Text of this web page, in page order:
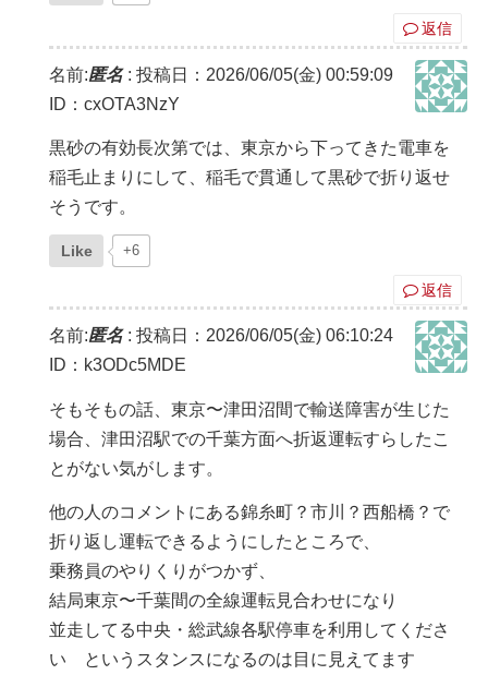
返信
名前:匿名: 投稿日：2026/06/05(金) 00:59:09
ID：cxOTA3NzY
黒砂の有効長次第では、東京から下ってきた電車を
稲毛止まりにして、稲毛で貫通して黒砂で折り返せ
そうです。
Like +6
返信
名前:匿名: 投稿日：2026/06/05(金) 06:10:24
ID：k3ODc5MDE
そもそもの話、東京〜津田沼間で輸送障害が生じた
場合、津田沼駅での千葉方面へ折返運転すらしたこ
とがない気がします。
他の人のコメントにある錦糸町？市川？西船橋？で
折り返し運転できるようにしたところで、
乗務員のやりくりがつかず、
結局東京〜千葉間の全線運転見合わせになり
並走してる中央・総武線各駅停車を利用してくださ
い というスタンスになるのは目に見えてます